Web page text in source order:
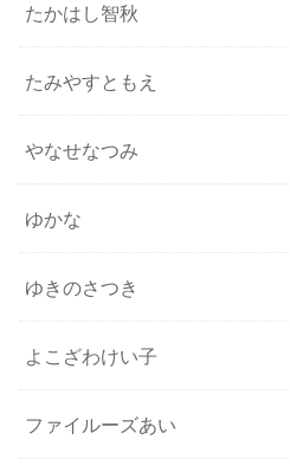
たかはし智秋
たみやすともえ
やなせなつみ
ゆかな
ゆきのさつき
よこざわけい子
ファイルーズあい